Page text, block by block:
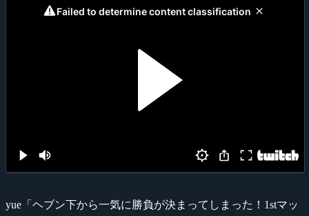
yue「ヘブン下から一気に勝負が決まってしまった！1stマッ